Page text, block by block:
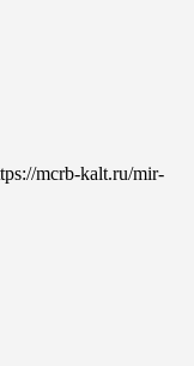
mcrb-kalt.ru/mir-